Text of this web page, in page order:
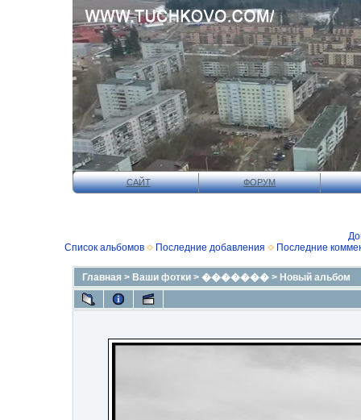
САЙТ ФОРУМ
Список альбомов
Последние добавления Последние
Главная > Ваши фотки > ������� > Новый альбом